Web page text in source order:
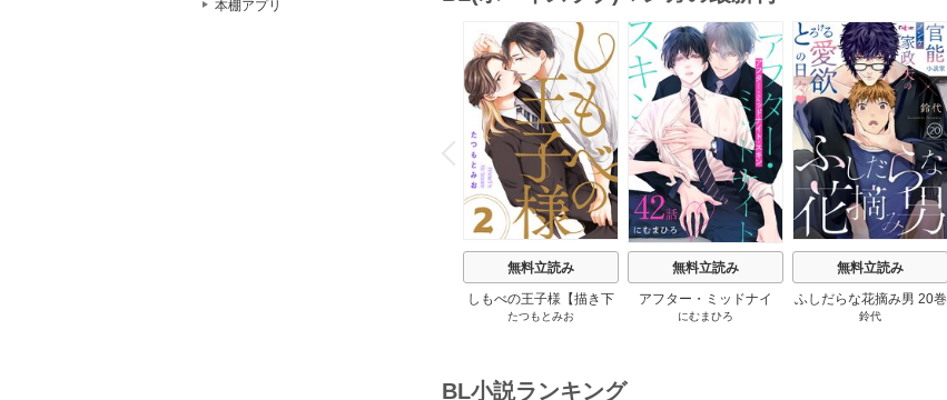
本棚アプリ
P
r
e
v
i
o
u
s
無料立読み
しもべの王子様【描き下
ろしおまけ付き特装版】
たつもとみお
無料立読み
アフター・ミッドナイ
ト・スキン［ばら売り］
にむまひろ
無料立読み
ふしだらな花摘み男 20巻
鈴代
BL小説ランキング